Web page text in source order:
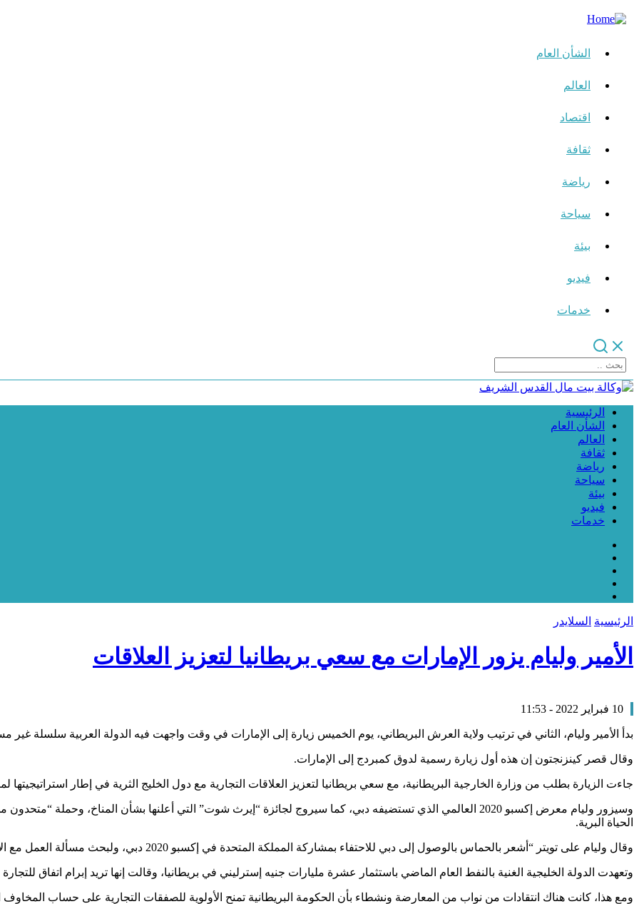
الشأن العام
العالم
اقتصاد
ثقافة
رياضة
سياحة
بيئة
فيديو
خدمات
الرئيسية
الشأن العام
العالم
ثقافة
رياضة
سياحة
بيئة
فيديو
خدمات
الرئيسية السلايدر
الأمير وليام يزور الإمارات مع سعي بريطانيا لتعزيز العلاقات
10 فبراير 2022 - 11:53
بدأ الأمير وليام، الثاني في ترتيب ولاية العرش البريطاني، يوم الخميس زيارة إلى الإمارات في وقت واجهت فيه الدولة العربية سلسلة
وقال قصر كينزنجتون إن هذه أول زيارة رسمية لدوق كمبردج إلى الإمارات.
جاءت الزيارة بطلب من وزارة الخارجية البريطانية، مع سعي بريطانيا لتعزيز العلاقات التجارية مع دول الخليج الثرية في إطار استراتيجيتها
وسيزور وليام معرض إكسبو 2020 العالمي الذي تستضيفه دبي، كما سيروج لجائزة “إيرث شوت” التي أعلنها بشأن المناخ،
الحياة البرية.
وقال وليام على تويتر “أشعر بالحماس بالوصول إلى دبي للاحتفاء بمشاركة المملكة المتحدة في إكسبو 2020 دبي، ولبحث مسألة العمل مع الإمارات والشركاء الدوليين لكي يصبح العالم أكثر استدامة”.
وتعهدت الدولة الخليجية الغنية بالنفط العام الماضي باستثمار عشرة مليارات جنيه إسترليني في بريطانيا، وقالت إنها تريد إبرام اتفاق
ومع هذا، كانت هناك انتقادات من نواب من المعارضة ونشطاء بأن الحكومة البريطانية تمنح الأولوية للصفقات التجارية على حساب المخاوف